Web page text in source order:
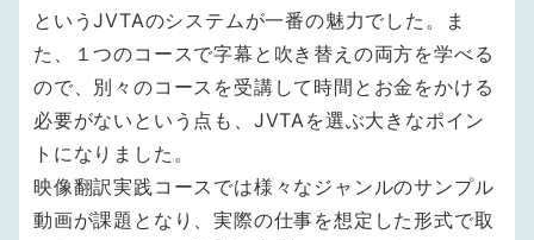
というJVTAのシステムが一番の魅力でした。ま
た、１つのコースで字幕と吹き替えの両方を学べる
ので、別々のコースを受講して時間とお金をかける
必要がないという点も、JVTAを選ぶ大きなポイン
トになりました。
映像翻訳実践コースでは様々なジャンルのサンプル
動画が課題となり、実際の仕事を想定した形式で取